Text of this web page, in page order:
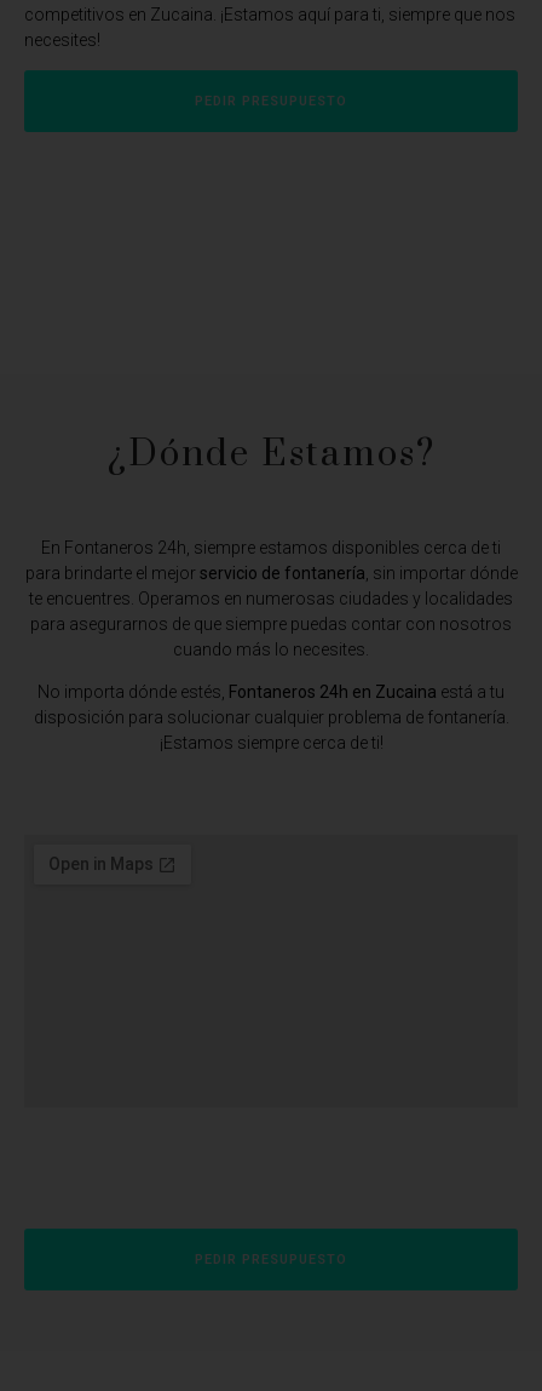
competitivos en Zucaina. ¡Estamos aquí para ti, siempre que nos
necesites!
PEDIR PRESUPUESTO
¿Dónde Estamos?​
En Fontaneros 24h, siempre estamos disponibles cerca de ti
para brindarte el mejor servicio de fontanería , sin importar dónde
te encuentres. Operamos en numerosas ciudades y localidades
para asegurarnos de que siempre puedas contar con nosotros
cuando más lo necesites.
No importa dónde estés, Fontaneros 24h en Zucaina está a tu
disposición para solucionar cualquier problema de fontanería.
¡Estamos siempre cerca de ti!
PEDIR PRESUPUESTO